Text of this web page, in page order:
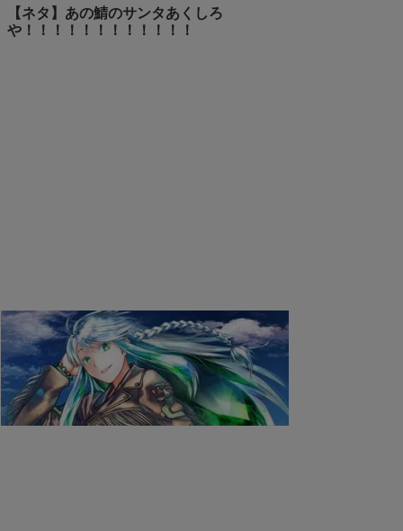
【ネタ】あの鯖のサンタあくしろ
や！！！！！！！！！！！！